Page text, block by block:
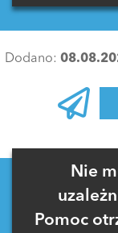
Dodano:
Nie
Pomoc